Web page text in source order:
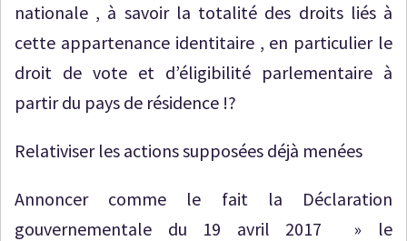
nationale , à savoir la totalité des droits liés à
cette appartenance identitaire , en particulier le
droit de vote et d’éligibilité parlementaire à
partir du pays de résidence !?
Relativiser les actions supposées déjà menées
Annoncer comme le fait la Déclaration
gouvernementale du 19 avril 2017 » le